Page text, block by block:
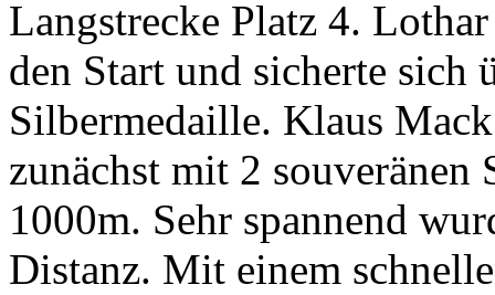
Langstrecke Platz 4.
den Start und sicherte sich
Silbermedaille. Klaus
zunächst mit 2
1000m. Sehr spannend
Distanz. Mit einem